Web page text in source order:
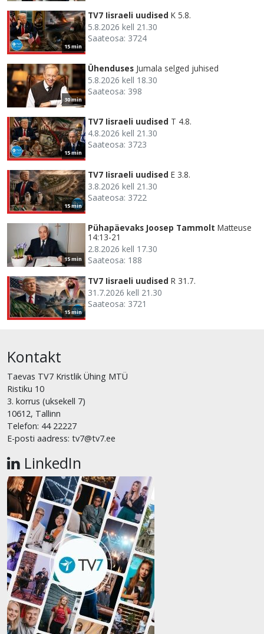
15 min
TV7 Iisraeli uudised K 5.8.
5.8.2026 kell 21.30
Saateosa: 3724
30 min
Ühenduses Jumala selged juhised
5.8.2026 kell 18.30
Saateosa: 398
15 min
TV7 Iisraeli uudised T 4.8.
4.8.2026 kell 21.30
Saateosa: 3723
15 min
TV7 Iisraeli uudised E 3.8.
3.8.2026 kell 21.30
Saateosa: 3722
15 min
Pühapäevaks Joosep Tammolt Matteuse
14:13-21
2.8.2026 kell 17.30
Saateosa: 188
15 min
TV7 Iisraeli uudised R 31.7.
31.7.2026 kell 21.30
Saateosa: 3721
Kontakt
Taevas TV7 Kristlik Ühing MTÜ
Ristiku 10
3. korrus (uksekell 7)
10612, Tallinn
Telefon: 44 22227
E-posti aadress: tv7@tv7.ee
LinkedIn